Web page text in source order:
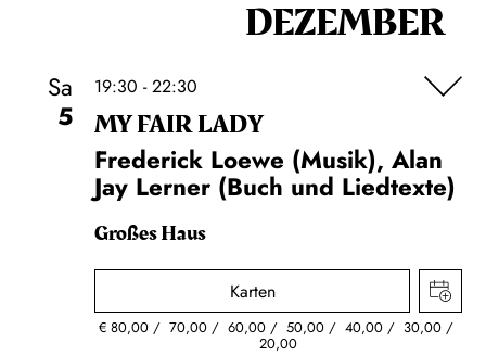
DEZEMBER
Sa
5
19:30 - 22:30
MY FAIR LADY
Frederick Loewe (Musik), Alan
Jay Lerner (Buch und Liedtexte)
Großes Haus
Karten
€80,00 70,00 60,00 50,00 40,00 30,00
20,00